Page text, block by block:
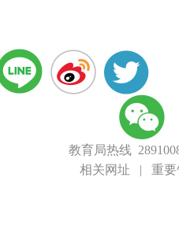
教育局热线
相关网址 | 重